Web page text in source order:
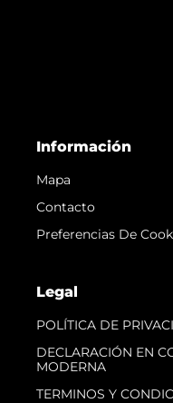
Información
Mapa
Contacto
Preferencias De
Legal
POLÍTICA DE
DECLARACIÓN EN
MODERNA
TERMINOS Y